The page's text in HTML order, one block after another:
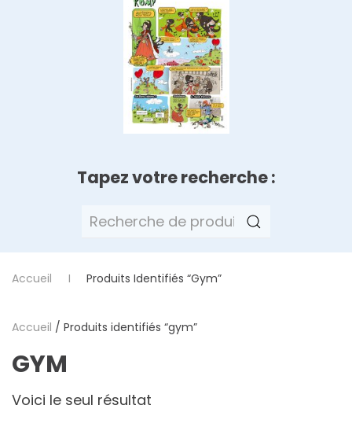
Tapez votre recherche :
Recherche
Accueil Produits Identifiés “gym”
Accueil / Produits identifiés “gym”
GYM
Voici le seul résultat